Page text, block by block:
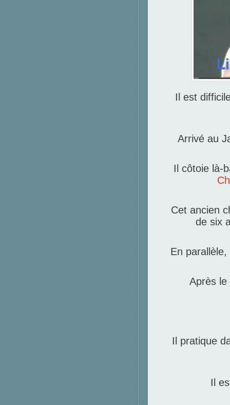
Il est
Arrivé au
Il côtoie là-
Cet ancien
de six
En
Après
Il pratique
Il